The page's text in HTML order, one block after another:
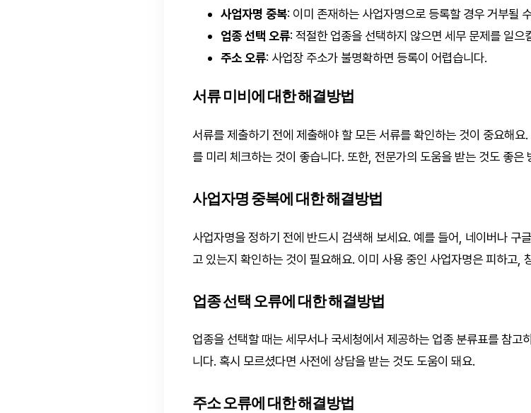
사업자명 중복: 이미 존재하는 사업자명으로 등록할 경우 거부될
업종 선택 오류: 적절한 업종을 선택하지 않으면 세무 문제를 일으
주소 오류: 사업장 주소가 불명확하면 등록이 어렵습니다.
서류 미비에 대한 해결방법
서류를 제출하기 전에 제출해야 할 모든 서류를 확인하는 것이 중요해
를 미리 체크하는 것이 좋습니다. 또한, 전문가의 도움을 받는 것도 좋은
사업자명 중복에 대한 해결방법
사업자명을 정하기 전에 반드시 검색해 보세요. 예를 들어, 네이버나 구
고 있는지 확인하는 것이 필요해요. 이미 사용 중인 사업자명은 피하고,
업종 선택 오류에 대한 해결방법
업종을 선택할 때는 세무서나 국세청에서 제공하는 업종 분류표를 참고
니다. 혹시 모르셨다면 사전에 상담을 받는 것도 도움이 돼요.
주소 오류에 대한 해결방법